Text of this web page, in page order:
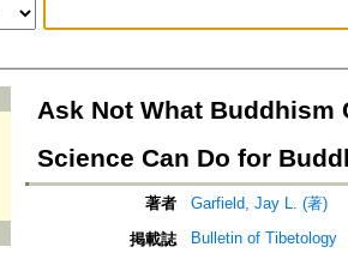
Ask Not What Buddhism
Science Can Do for
著者
Garfield, Jay L. (著)
掲載誌
Bulletin of Tibetology